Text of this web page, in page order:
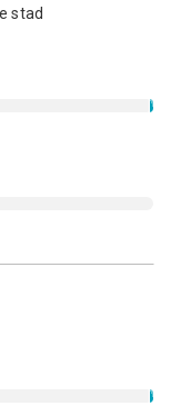
stad